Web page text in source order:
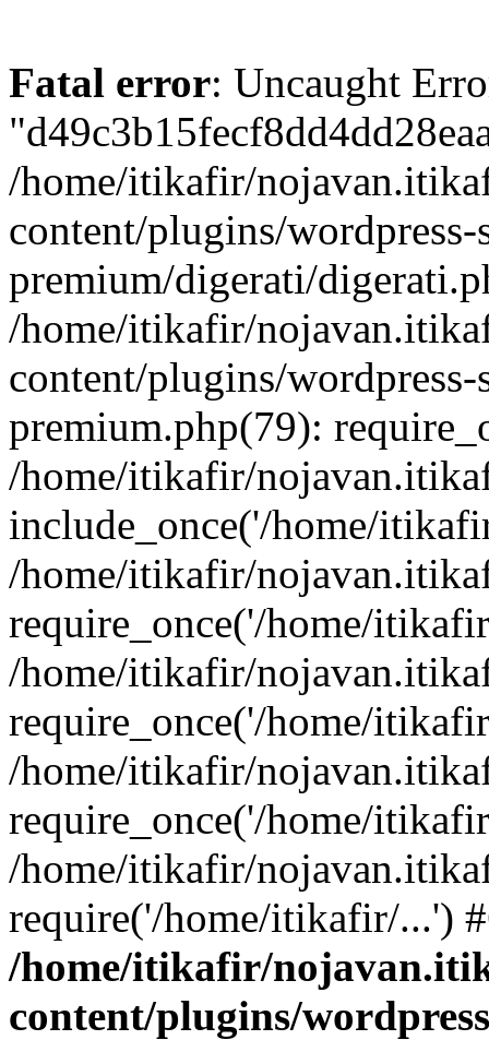
Fatal error: Uncaught
/home/itikafir/
content/plugins/wordpress-
premium/digerati/
/home/itikafir/
content/plugins/
premium.php(79):
/home/itikafir/
include_once('/home/
/home/itikafir/
require_once('/home/
/home/itikafir/
require_once('/home/
/home/itikafir/
require_once('/home/
/home/itikafir/
require('/home/itikafir/...')
/home/itikafir/
content/plugins/